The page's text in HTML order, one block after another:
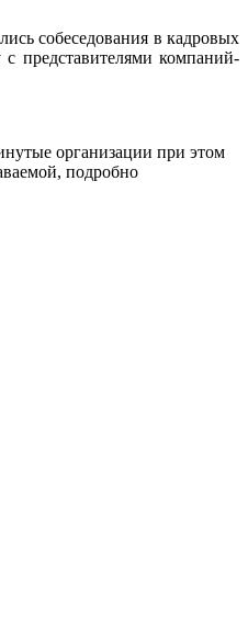
собеседования в кадровых
представителями компаний-
организации при этом
подробно